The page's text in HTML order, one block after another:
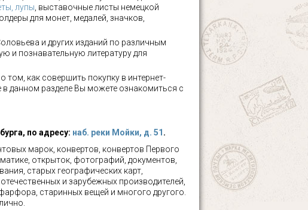
лупы , выставочные листы немецкой
для монет, медалей, значков,
и других изданий по различным
и познавательную литературу для
том, как совершить покупку в интернет-
в данном разделе Вы можете ознакомиться с
по адресу: наб. реки Мойки, д. 51 .
марок, конвертов, конвертов Первого
открыток, фотографий, документов,
старых географических карт,
и зарубежных производителей,
старинных вещей и многого другого.